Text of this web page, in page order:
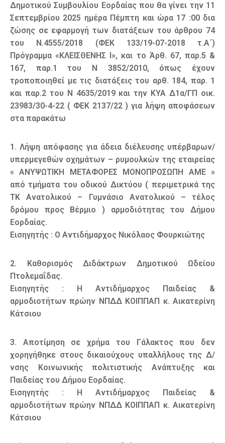
Δημοτικού Συμβουλίου Εορδαίας που θα γίνει την 11
Σεπτεμβρίου 2025 ημέρα Πέμπτη και ώρα 17 :00 δια
ζώσης σε εφαρμογή των διατάξεων του άρθρου 74
του Ν.4555/2018 (ΦΕΚ 133/19-07-2018 τ.Α΄)
Πρόγραμμα «ΚΛΕΙΣΘΕΝΗΣ Ι», και το Άρθ. 67, παρ.5 &
167, παρ.1 του Ν 3852/2010, όπως έχουν
τροποποιηθεί με τις διατάξεις του αρθ. 184, παρ. 1
και παρ.2 του Ν 4635/2019 και την ΚΥΑ Δ1α/ΓΠ οικ.
23983/30-4-22 ( ΦΕΚ 2137/22 ) για λήψη αποφάσεων
στα παρακάτω
1. Λήψη απόφασης για άδεια διέλευσης υπέρβαρων/
υπερμεγεθών οχημάτων – ρυμουλκών της εταιρείας
« ΑΝΥΨΩΤΙΚΗ ΜΕΤΑΦΟΡΕΣ ΜΟΝΟΠΡΟΣΩΠΗ ΑΜΕ »
από τμήματα του οδικού Δικτύου ( περιμετρικά της
ΤΚ Ανατολικού – Γυμνάσιο Ανατολικού – τέλος
δρόμου προς Βέρμιο ) αρμοδιότητας του Δήμου
Εορδαίας.
Εισηγητής : Ο Αντιδήμαρχος Νικόλαος Φουρκιώτης
2. Καθορισμός Διδάκτρων Δημοτικού Ωδείου
Πτολεμαΐδας.
Εισηγητής : Η Αντιδήμαρχος Παιδείας &
αρμοδιοτήτων πρώην ΝΠΔΔ ΚΟΙΠΠΑΠ κ. Αικατερίνη
Κάτσιου
3. Αποτίμηση σε χρήμα του Γάλακτος που δεν
χορηγήθηκε στους δικαιούχους υπαλλήλους της Δ/
νσης Κοινωνικής πολιτιστικής Ανάπτυξης και
Παιδείας του Δήμου Εορδαίας.
Εισηγητής : Η Αντιδήμαρχος Παιδείας &
αρμοδιοτήτων πρώην ΝΠΔΔ ΚΟΙΠΠΑΠ κ. Αικατερίνη
Κάτσιου